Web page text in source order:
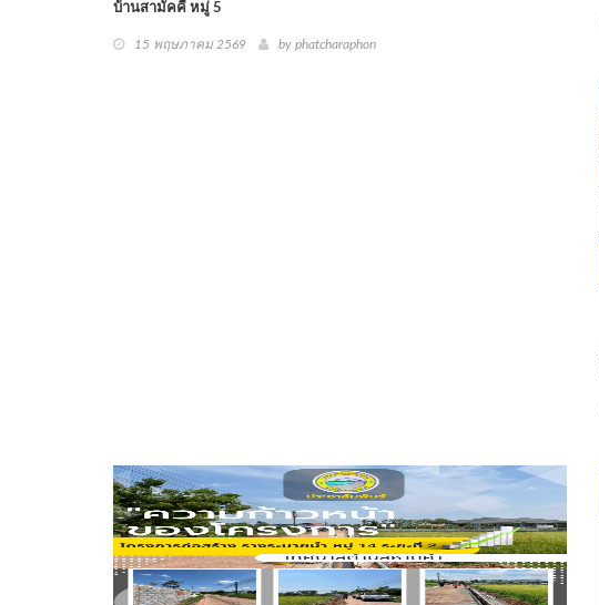
บ้านสามัคคี หมู่ 5
15 พฤษภาคม 2569 by phatcharaphon